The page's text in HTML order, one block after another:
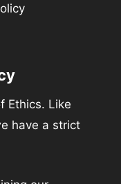
Ethics. Like
have a strict